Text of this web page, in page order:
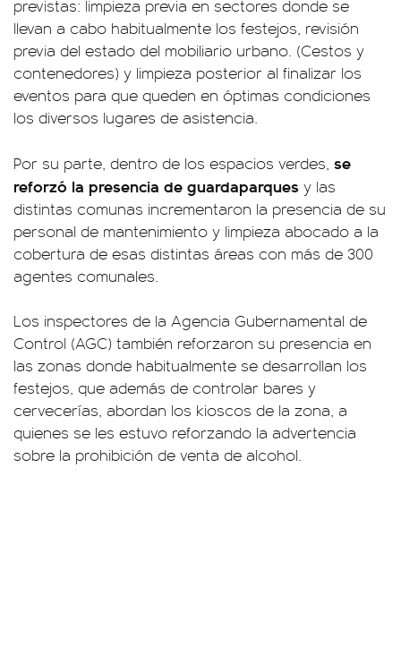
previstas: limpieza previa en sectores donde se
llevan a cabo habitualmente los festejos, revisión
previa del estado del mobiliario urbano. (Cestos y
contenedores) y limpieza posterior al finalizar los
eventos para que queden en óptimas condiciones
los diversos lugares de asistencia.
Por su parte, dentro de los espacios verdes, se
reforzó la presencia de guardaparques y las
distintas comunas incrementaron la presencia de su
personal de mantenimiento y limpieza abocado a la
cobertura de esas distintas áreas con más de 300
agentes comunales.
Los inspectores de la Agencia Gubernamental de
Control (AGC) también reforzaron su presencia en
las zonas donde habitualmente se desarrollan los
festejos, que además de controlar bares y
cervecerías, abordan los kioscos de la zona, a
quienes se les estuvo reforzando la advertencia
sobre la prohibición de venta de alcohol.